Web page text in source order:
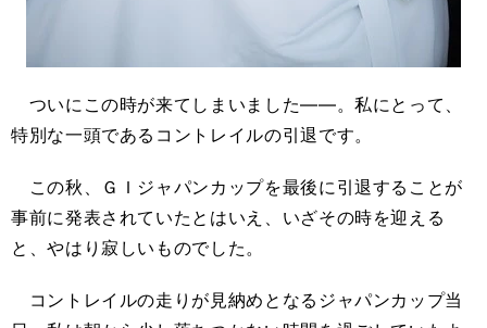
ついにこの時が来てしまいました――。私にとって、
特別な一頭であるコントレイルの引退です。
この秋、ＧＩジャパンカップを最後に引退することが
事前に発表されていたとはいえ、いざその時を迎える
と、やはり寂しいものでした。
コントレイルの走りが見納めとなるジャパンカップ当